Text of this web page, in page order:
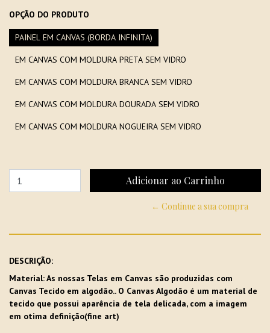
OPÇÃO DO PRODUTO
PAINEL EM CANVAS (BORDA INFINITA)
EM CANVAS COM MOLDURA PRETA SEM VIDRO
EM CANVAS COM MOLDURA BRANCA SEM VIDRO
EM CANVAS COM MOLDURA DOURADA SEM VIDRO
EM CANVAS COM MOLDURA NOGUEIRA SEM VIDRO
← Continue a sua compra
DESCRIÇÃO:
Material: As nossas Telas em Canvas são produzidas com
Canvas Tecido em algodão.. O Canvas Algodão é um material de
tecido que possui aparência de tela delicada, com a imagem
em otima definição(fine art)